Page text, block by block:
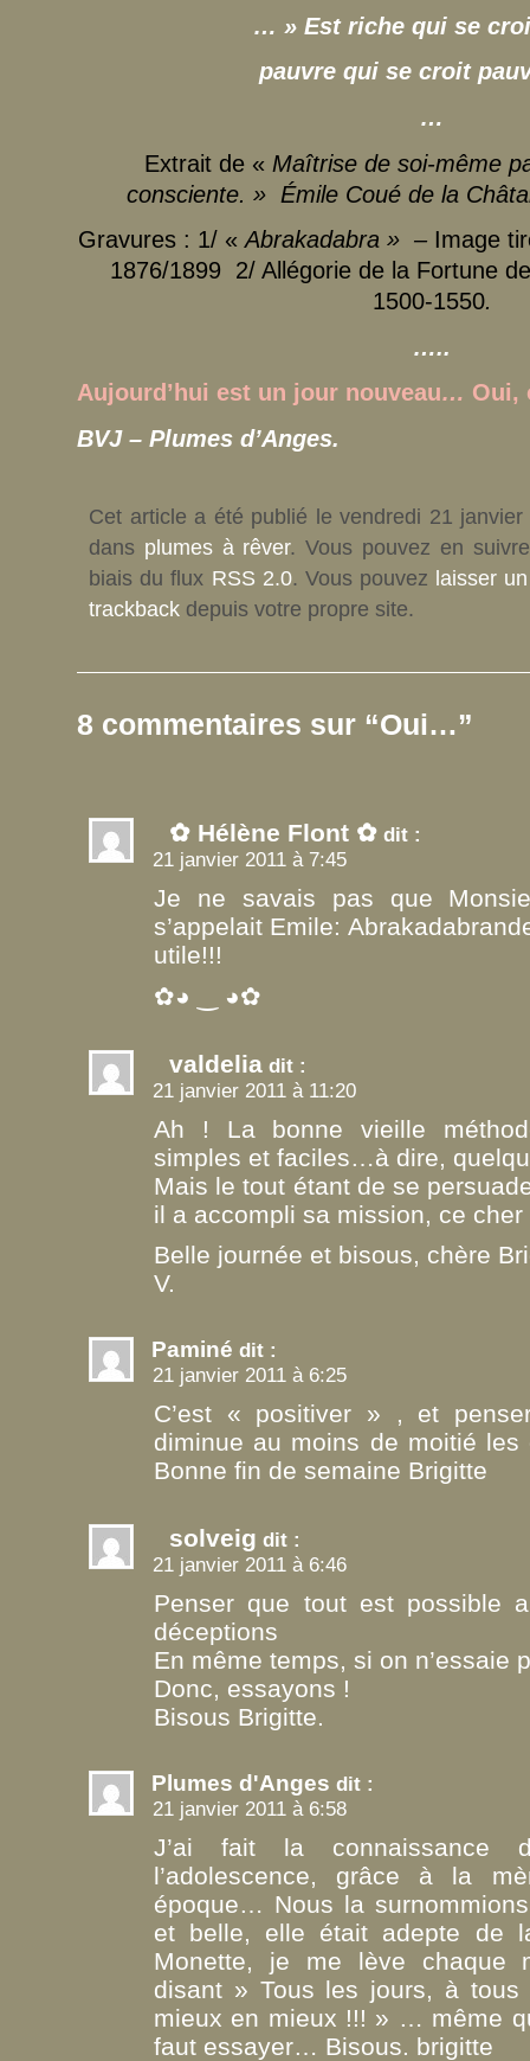
… » Est riche qui se
pauvre qui se croit
…
Extrait de « Maîtrise de soi-même
consciente. » Émile Coué de la
Gravures : 1/ « Abrakadabra » – Image
1876/1899 2/ Allégorie de la Fortune
1500-1550.
…..
Aujourd’hui est un jour nouveau… Oui,
BVJ – Plumes d’Anges.
Cet article a été publié le vendredi 21
dans plumes à rêver. Vous pouvez en
biais du flux RSS 2.0. Vous pouvez laisser
trackback depuis votre propre site.
8 commentaires sur “Oui…”
✿ Hélène Flont ✿ dit :
21 janvier 2011 à 7:45
Je ne savais pas que
s’appelait Emile:
utile!!!
✿◕ ‿ ◕✿
valdelia dit :
21 janvier 2011 à 11:20
Ah ! La bonne vieille
simples et faciles…à dire,
Mais le tout étant de se
il a accompli sa mission, ce cher
Belle journée et bisous, chère
V.
Paminé dit :
21 janvier 2011 à 6:25
C’est « positiver » , et
diminue au moins de moitié
Bonne fin de semaine Brigitte
solveig dit :
21 janvier 2011 à 6:46
Penser que tout est possible
déceptions
En même temps, si on n’essaie
Donc, essayons !
Bisous Brigitte.
Plumes d'Anges dit :
21 janvier 2011 à 6:58
J’ai fait la
l’adolescence, grâce à la
époque… Nous la
et belle, elle était adepte de
Monette, je me lève
disant » Tous les jours, à
mieux en mieux !!! » … même
faut essayer… Bisous. brigitte